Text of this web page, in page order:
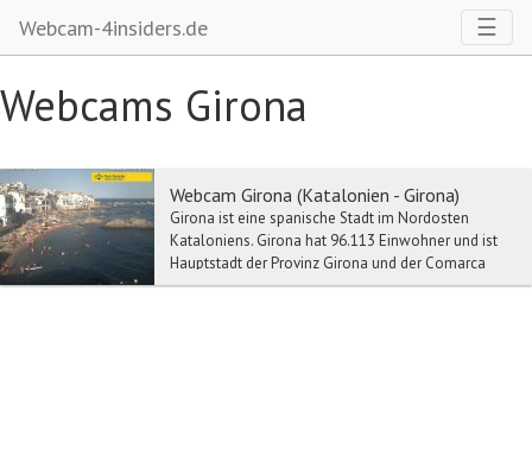
Webcam-4insiders.de ☰
Webcams Girona
Webcam Girona (Katalonien - Girona)
Girona ist eine spanische Stadt im Nordosten
Kataloniens. Girona hat 96.113 Einwohner und ist
Hauptstadt der Provinz Girona und der Comarca
Gironès...